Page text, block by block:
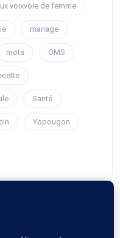
voixvoie de femme
mariage
mots OMS
Santé
Yopougon